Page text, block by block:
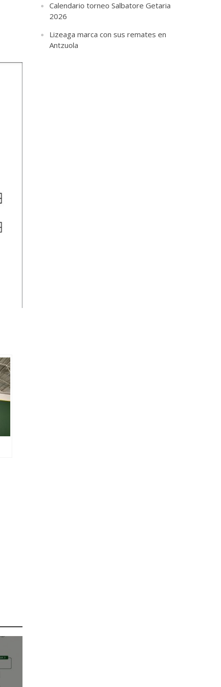
Calendario torneo Salbatore Getaria
2026
Lizeaga marca con sus remates en
Antzuola